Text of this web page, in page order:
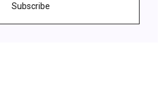
Subscribe